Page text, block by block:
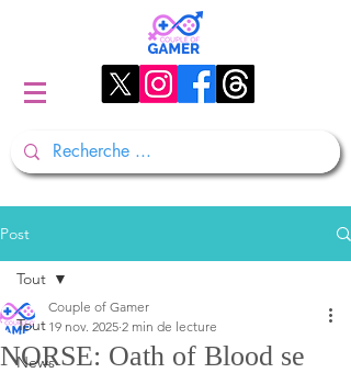
Post
Tout
News
Tout
NORSE: Oath of Blood se
Couple of Gamer
19 nov. 2025 2 min de lecture